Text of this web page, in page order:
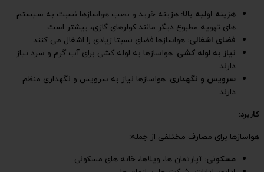
هواسازها نسبت به سیستم
گازی، بیشتر است.
را اشغال می کنند.
کشی برای آب گرم و سرد نیاز
به سرویس و نگهداری منظم
های مسکونی